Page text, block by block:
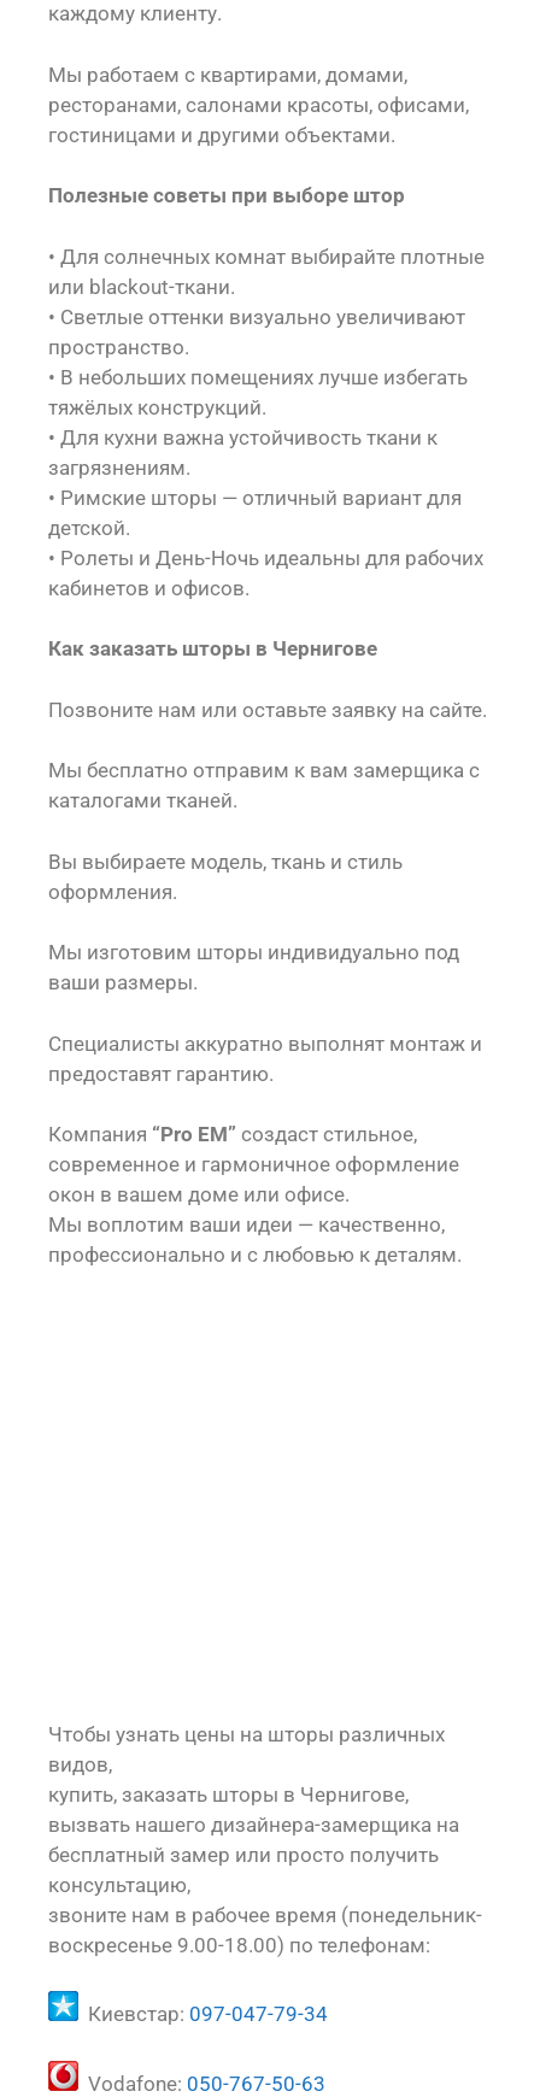
каждому клиенту.
Мы работаем с квартирами, домами,
ресторанами, салонами красоты, офисами,
гостиницами и другими объектами.
Полезные советы при выборе штор
• Для солнечных комнат выбирайте плотные
или blackout-ткани.
• Светлые оттенки визуально увеличивают
пространство.
• В небольших помещениях лучше избегать
тяжёлых конструкций.
• Для кухни важна устойчивость ткани к
загрязнениям.
• Римские шторы — отличный вариант для
детской.
• Ролеты и День-Ночь идеальны для рабочих
кабинетов и офисов.
Как заказать шторы в Чернигове
Позвоните нам или оставьте заявку на сайте.
Мы бесплатно отправим к вам замерщика с
каталогами тканей.
Вы выбираете модель, ткань и стиль
оформления.
Мы изготовим шторы индивидуально под
ваши размеры.
Специалисты аккуратно выполнят монтаж и
предоставят гарантию.
Компания “Pro EM” создаст стильное,
современное и гармоничное оформление
окон в вашем доме или офисе.
Мы воплотим ваши идеи — качественно,
профессионально и с любовью к деталям.
Чтобы узнать цены на шторы различных
видов,
купить, заказать шторы в Чернигове,
вызвать нашего дизайнера-замерщика на
бесплатный замер или просто получить
консультацию,
звоните нам в рабочее время (понедельник-
воскресенье 9.00-18.00) по телефонам:
Киевстар: 097-047-79-34
Vodafone: 050-767-50-63